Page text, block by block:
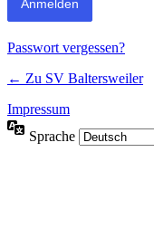
Passwort vergessen?
← Zu SV Baltersweiler
Impressum
Sprache